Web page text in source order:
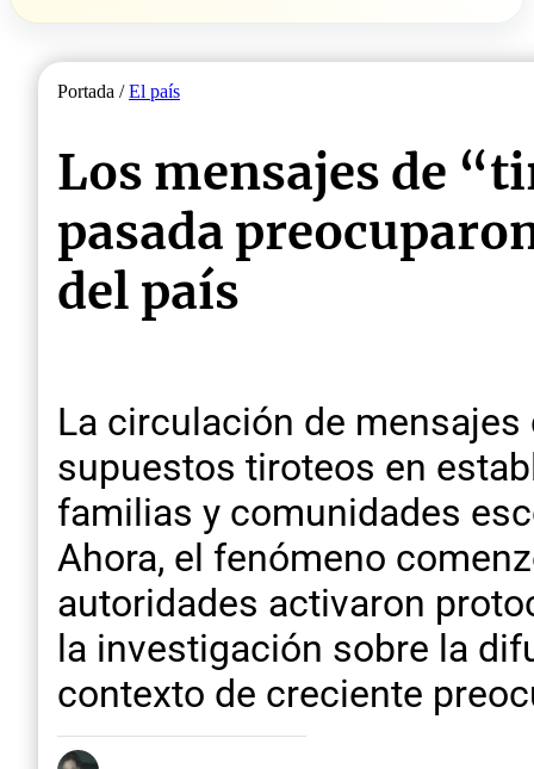
Portada /El país
Los mensajes de
pasada
del país
La circulación de
supuestos tiroteos en
familias y comunidades
Ahora, el fenómeno
autoridades activaron
la investigación sobre la
contexto de creciente